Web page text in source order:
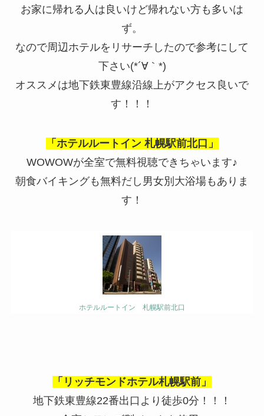
お家に帰れる人は良いけど帰れない方も多いは
ず。
なので周辺ホテルをリサーチしたので参考にして
下さい(*´∀｀*)
オススメは地下鉄東豊線沿線上がアクセス良いで
す！！！
「ホテルルートイン 札幌駅前北口」
WOWOWが全室で無料視聴できちゃいます♪
朝食バイキングも無料だし男女別大浴場もありま
す！
ホテルルートイン 札幌駅前北口
「リッチモンドホテル札幌駅前」
地下鉄東豊線22番出口より徒歩0分！！！